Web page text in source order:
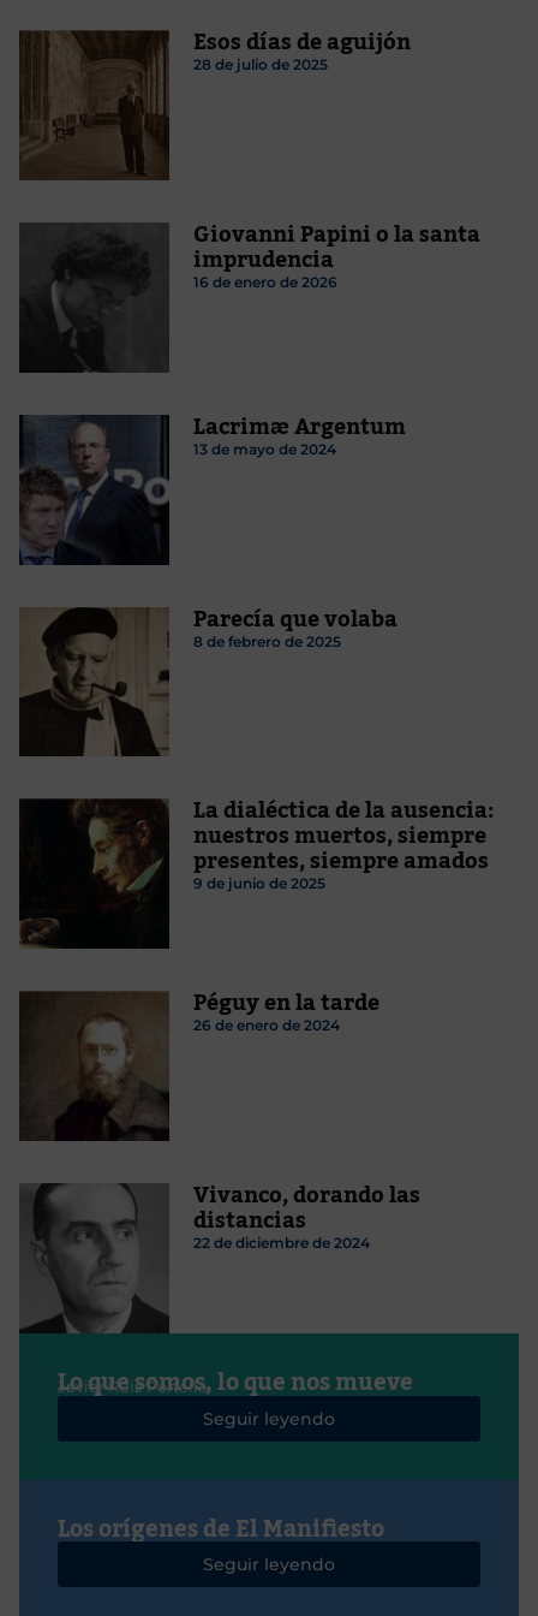
Esos días de aguijón
28 de julio de 2025
Giovanni Papini o la santa
imprudencia
16 de enero de 2026
Lacrimæ Argentum
13 de mayo de 2024
Parecía que volaba
8 de febrero de 2025
La dialéctica de la ausencia:
nuestros muertos, siempre
presentes, siempre amados
9 de junio de 2025
Péguy en la tarde
26 de enero de 2024
Vivanco, dorando las
distancias
22 de diciembre de 2024
Lo que somos, lo que nos mueve
Javier Ruiz Portella
Seguir leyendo
Los orígenes de El Manifiesto
Seguir leyendo